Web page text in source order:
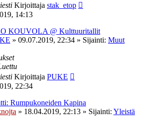
Kirjoittaja stak_etop
14:13
KOUVOLA @ Kulttuuritallit
» 09.07.2019, 22:34 » Sijainti: Muut
Kirjoittaja PUKE
22:34
Rumpukoneiden Kapina
» 18.04.2019, 22:13 » Sijainti: Yleistä